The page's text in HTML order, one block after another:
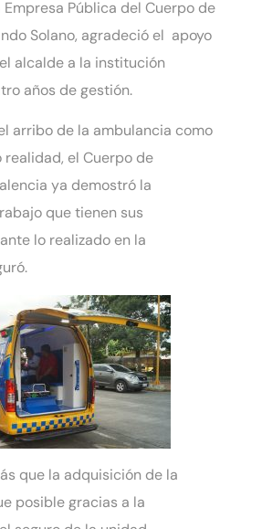
Empresa Pública del Cuerpo de
Solano, agradeció el apoyo
alcalde a la institución
años de gestión.
arribo de la ambulancia como
realidad, el Cuerpo de
ya demostró la
que tienen sus
lo realizado en la
que la adquisición de la
posible gracias a la